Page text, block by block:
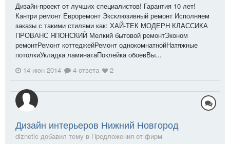
Дизайн-проект от лучших специалистов! Гарантия 10 лет!
Кантри ремонт Евроремонт Эксклюзивный ремонт Исполняем
заказы с такими стилями как: ХАЙ-ТЕК МОДЕРН КЛАССИКА
ПРОВАНС ЯПОНСКИЙ Мелкий бытовой ремонтЭконом
ремонтРемонт коттеджейРемонт однокомнатнойНатяжные
потолкиУкладка ламинатаПоклейка обоевВы...
14 июн 2014
4 ответа 2
Дизайн интерьеров Нижний Новгород
diznetic добавил тему в Предложения от фирм